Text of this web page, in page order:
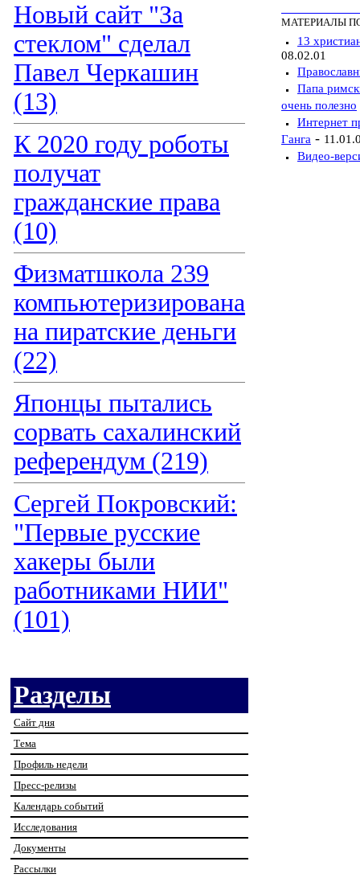
Новый сайт "За
стеклом" сделал
Павел Черкашин
(13)
К 2020 году роботы
получат
гражданские права
(10)
Физматшкола 239
компьютеризирована
на пиратские деньги
(22)
Японцы пытались
сорвать сахалинский
референдум (219)
Сергей Покровский:
"Первые русские
хакеры были
работниками НИИ"
(101)
Разделы
Сайт дня
Тема
Профиль недели
Пресс-релизы
Календарь событий
Исследования
Документы
Рассылки
МАТЕРИАЛЫ
13
08.02.01
Папа
очень полезно
Интернет
Ганга -
Видео-